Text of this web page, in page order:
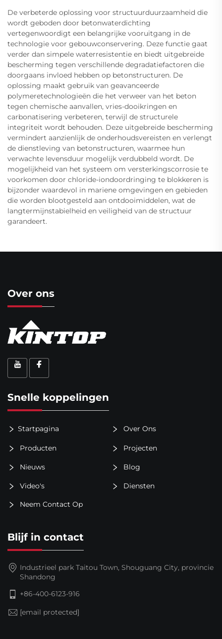
De verbeterde oplossing voor structuurduurzaamheid die
wordt geboden door betonwaterdichting
vertegenwoordigt een belangrijke vooruitgang in de
technologie voor gebouwconservering. Deze functie gaat
verder dan simpele waterresistentie en biedt uitgebreide
bescherming tegen verschillende degradatiefactoren die
doorgaans invloed hebben op betonstructuren. De
oplossing maakt gebruik van geavanceerde
polymeretechnologieën die het verweer van het beton
tegen chemische aanvallen, vries-dooikringen en
carbonatisering verbeteren, terwijl de structurele
integriteit wordt behouden. Deze uitgebreide bescherming
vermindert aanzienlijk de onderhoudsvereisten en verlengt
de dienstleving van betonstructuren, waarmee hun
verwachte levensduur mogelijk verdubbeld wordt. De
mogelijkheid van het systeem om versterkingscorrosie te
voorkomen door chloride-iondoordringing te blokkeren is
bijzonder waardevol in mariene omgevingen en gebieden
die worden blootgesteld aan ontdooimiddelen, wat de
langtermijnstabielheid en veiligheid van de structuur
garandeert.
Over ons
Snelle koppelingen
Startpagina Over Ons
Producten Projecten
Nieuws Blog
Video's Diensten
Neem Contact Op
Blijf in contact
Industrieel park Taitou Town, Shouguang City, provincie
Shandong
+86-400-6123-916
[email protected]